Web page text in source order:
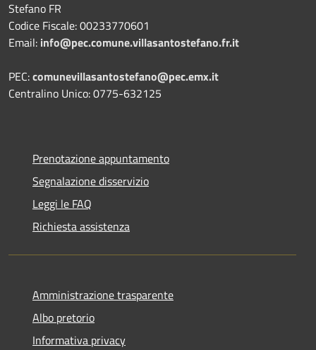
Stefano FR
Codice Fiscale: 00233770601
Email: info@pec.comune.villasantostefano.fr.it
PEC:comunevillasantostefano@pec.emx.it
Centralino Unico: 0775-632125
Prenotazione appuntamento
Segnalazione disservizio
Leggi le FAQ
Richiesta assistenza
Amministrazione trasparente
Albo pretorio
Informativa privacy